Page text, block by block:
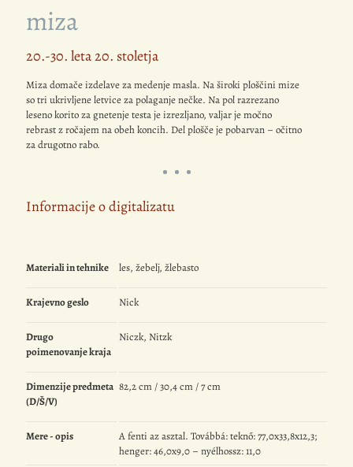
miza
20.-30. leta 20. stoletja
Miza domače izdelave za medenje masla. Na široki ploščini mize
so tri ukrivljene letvice za polaganje nečke. Na pol razrezano
leseno korito za gnetenje testa je izrezljano, valjar je močno
rebrast z ročajem na obeh koncih. Del plošče je pobarvan – očitno
za drugotno rabo.
Informacije o digitalizatu
Materiali in tehnike les, žebelj, žlebasto
Krajevno geslo Nick
Drugo
poimenovanje kraja
Niczk, Nitzk
Dimenzije predmeta
(D/Š/V)
82,2 cm / 30,4 cm / 7 cm
Mere - opis
A fenti az asztal. Továbbá: teknő: 77,0x33,8x12,3;
henger: 46,0x9,0 – nyélhossz: 11,0